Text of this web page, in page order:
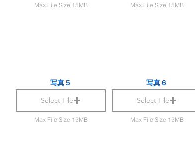
写真６
Select File
Max File Size 15MB
Max File Size 15MB Max File Size 15MB
写真５
Select File
Max File Size 15MB